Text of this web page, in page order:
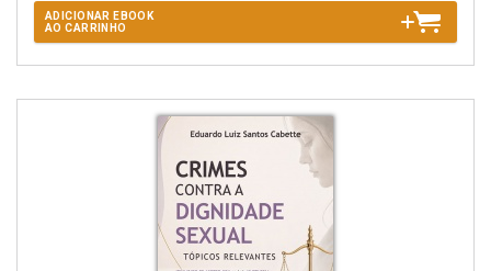
ADICIONAR EBOOK
AO CARRINHO